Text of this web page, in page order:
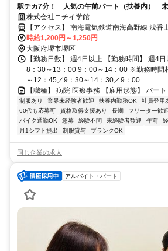
駅チカ7分！ 人気の午前パート（扶養内）
株式会社ニチイ学館
【アクセス】 南海電気鉄道南海高野線 浅香山駅 徒歩
府 堺市堺区 今池町３丁３-１６ ■アクセス 南海電気鉄道南海高野線 浅
香山駅 徒歩8分
時給1,200円～1,250円
大阪府堺市堺区
【勤務日数】 週4日以上 【勤務時間】 週4
8：30～13：00 9：00～14：00 ※勤務時間
～12：45／9：30～14：30／9：00...
【職種】 病院 医療事務 【雇用形態】 パー
制服あり 業界未経験者歓迎 扶養内勤務OK 社員登用
60代も応募可
資格取得支援あり 長期 フリーター歓迎
バイク通勤OK
急募 経験不問 未経験者歓迎 午前
月1シフト提出
制服貸与 ブランクOK
同じ企業の求人
アルバイト・パート